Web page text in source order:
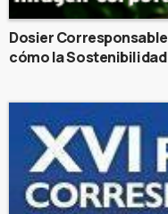
Dosier
cómo la